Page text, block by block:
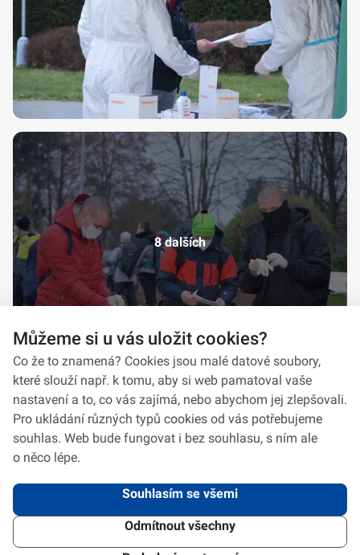
8 dalších
2026 © VeV-VA Vyškov • Informace jsou poskytovány v souladu se zákonem
Můžeme si u vás uložit cookies?
Co že to znamená? Cookies jsou malé datové soubory,
které slouží např. k tomu, aby si web pamatoval vaše
nastavení a to, co vás zajímá, nebo abychom jej zlepšovali.
Pro ukládání různých typů cookies od vás potřebujeme
souhlas. Web bude fungovat i bez souhlasu, s ním ale
o něco lépe.
Souhlasím se všemi
Odmítnout všechny